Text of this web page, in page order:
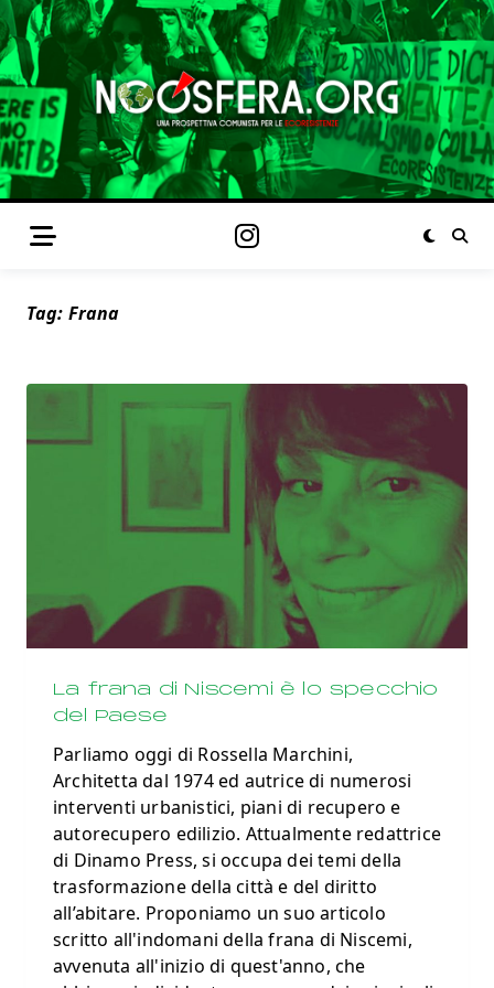
Tag: Frana
La frana di Niscemi è lo specchio
del Paese
Parliamo oggi di Rossella Marchini,
Architetta dal 1974 ed autrice di numerosi
interventi urbanistici, piani di recupero e
autorecupero edilizio. Attualmente redattrice
di Dinamo Press, si occupa dei temi della
trasformazione della città e del diritto
all’abitare. Proponiamo un suo articolo
scritto all'indomani della frana di Niscemi,
avvenuta all'inizio di quest'anno, che